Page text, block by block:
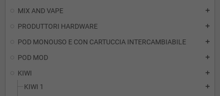
MIX AND VAPE add
PRODUTTORI HARDWARE add
POD MONOUSO E CON CARTUCCIA INTERCAMBIABILE add
POD MOD add
KIWI add
KIWI 1 add